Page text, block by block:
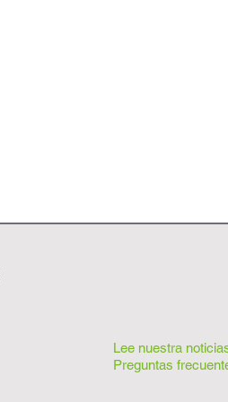
Lee nuestra
Preguntas